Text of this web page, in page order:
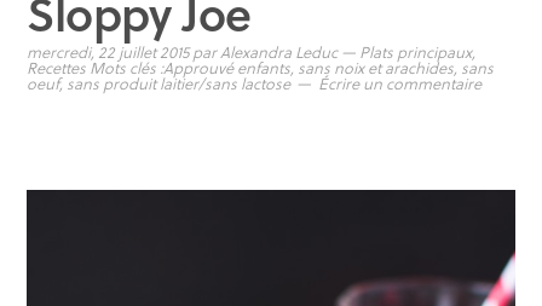
mercredi, 22 juillet 2015parAlexandra Leduc — Plats principaux,
Recettes Mots clés :Approuvé enfants, sans noix et arachides, sans
oeuf, sans produit laitier/sans lactose Écrire un commentaire